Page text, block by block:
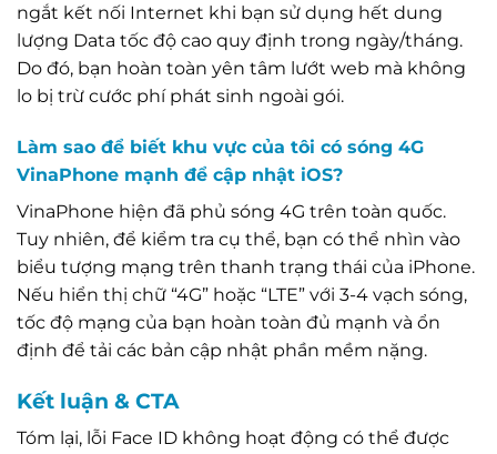
ngắt kết nối Internet khi bạn sử dụng hết dung
lượng Data tốc độ cao quy định trong ngày/tháng.
Do đó, bạn hoàn toàn yên tâm lướt web mà không
lo bị trừ cước phí phát sinh ngoài gói.
Làm sao để biết khu vực của tôi có sóng 4G
VinaPhone mạnh để cập nhật iOS?
VinaPhone hiện đã phủ sóng 4G trên toàn quốc.
Tuy nhiên, để kiểm tra cụ thể, bạn có thể nhìn vào
biểu tượng mạng trên thanh trạng thái của iPhone.
Nếu hiển thị chữ “4G” hoặc “LTE” với 3-4 vạch sóng,
tốc độ mạng của bạn hoàn toàn đủ mạnh và ổn
định để tải các bản cập nhật phần mềm nặng.
Kết luận & CTA
Tóm lại, lỗi Face ID không hoạt động có thể được